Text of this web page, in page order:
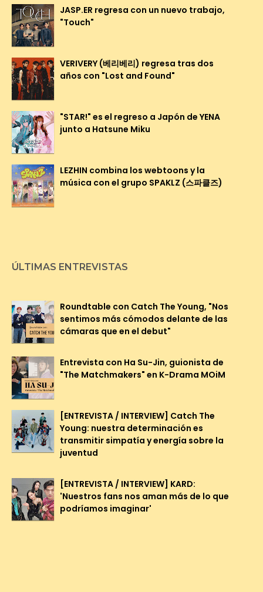
JASP.ER regresa con un nuevo trabajo,
"Touch"
VERIVERY (베리베리) regresa tras dos
años con "Lost and Found"
"STAR!" es el regreso a Japón de YENA
junto a Hatsune Miku
LEZHIN combina los webtoons y la
música con el grupo SPAKLZ (스파클즈)
ÚLTIMAS ENTREVISTAS
Roundtable con Catch The Young, "Nos
sentimos más cómodos delante de las
cámaras que en el debut"
Entrevista con Ha Su-Jin, guionista de
"The Matchmakers" en K-Drama MOiM
[ENTREVISTA / INTERVIEW] Catch The
Young: nuestra determinación es
transmitir simpatía y energía sobre la
juventud
[ENTREVISTA / INTERVIEW] KARD:
'Nuestros fans nos aman más de lo que
podríamos imaginar'